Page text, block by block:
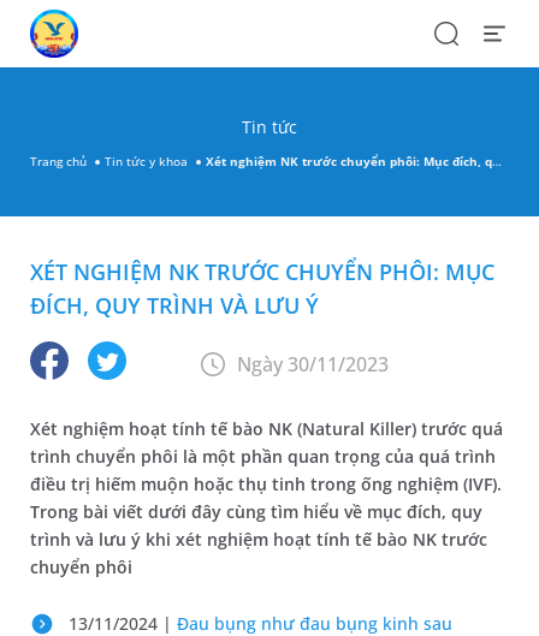
SearchOpen
Tin tức
Trang chủ Tin tức y khoa Xét nghiệm NK trước chuyển phôi: Mục đích, quy trình và lưu ý
XÉT NGHIỆM NK TRƯỚC CHUYỂN PHÔI: MỤC
ĐÍCH, QUY TRÌNH VÀ LƯU Ý
Ngày 30/11/2023
Xét nghiệm hoạt tính tế bào NK (Natural Killer) trước quá
trình chuyển phôi là một phần quan trọng của quá trình
điều trị hiếm muộn hoặc thụ tinh trong ống nghiệm (IVF).
Trong bài viết dưới đây cùng tìm hiểu về mục đích, quy
trình và lưu ý khi xét nghiệm hoạt tính tế bào NK trước
chuyển phôi
13/11/2024 | Đau bụng như đau bụng kinh sau